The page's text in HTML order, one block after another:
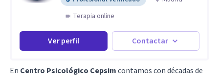
Terapia online
Ver perfil Contactar
En Centro Psicológico Cepsimcontamos con décadas de